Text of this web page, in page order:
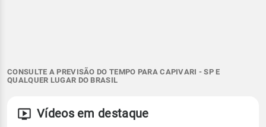
CONSULTE A PREVISÃO DO TEMPO PARA CAPIVARI - SP E
QUALQUER LUGAR DO BRASIL
Vídeos em destaque